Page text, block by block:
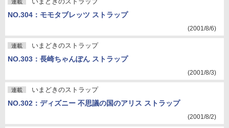
連載
NO.304：モモタブレッツ ストラップ
(2001/8/6)
連載 いまどきのストラップ
NO.303：長崎ちゃんぽん ストラップ
(2001/8/3)
連載 いまどきのストラップ
NO.302：ディズニー 不思議の国のアリス ストラップ
(2001/8/2)